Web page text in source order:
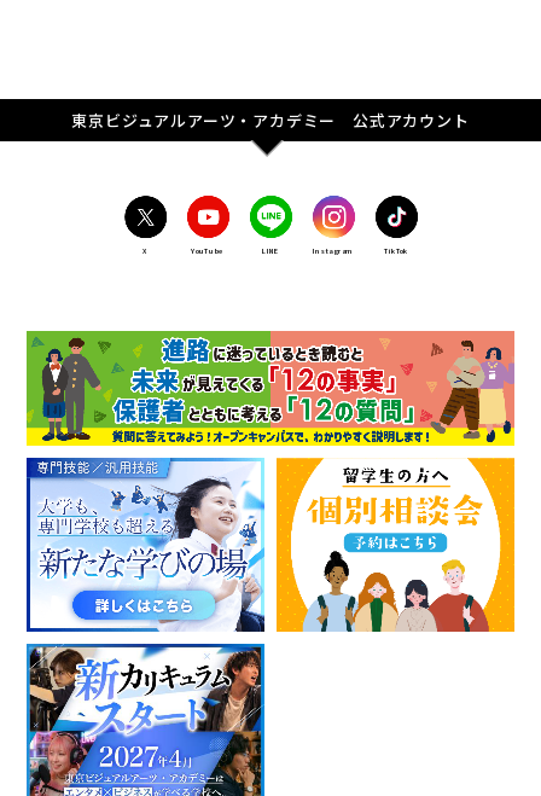
東京ビジュアルアーツ・アカデミー 公式アカウント
X YouTube LINE Instagram TikTok